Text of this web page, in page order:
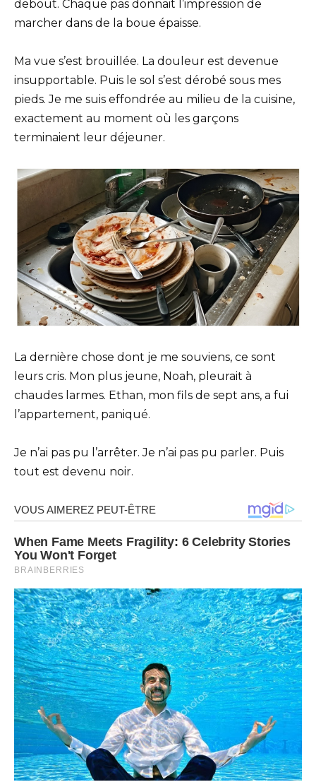
debout. Chaque pas donnait l’impression de
marcher dans de la boue épaisse.
Ma vue s’est brouillée. La douleur est devenue
insupportable. Puis le sol s’est dérobé sous mes
pieds. Je me suis effondrée au milieu de la cuisine,
exactement au moment où les garçons
terminaient leur déjeuner.
La dernière chose dont je me souviens, ce sont
leurs cris. Mon plus jeune, Noah, pleurait à
chaudes larmes. Ethan, mon fils de sept ans, a fui
l’appartement, paniqué.
Je n’ai pas pu l’arrêter. Je n’ai pas pu parler. Puis
tout est devenu noir.